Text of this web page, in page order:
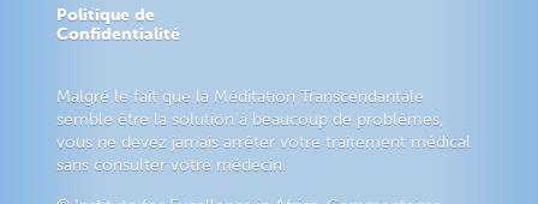
Politique de
Confidentialité
Malgré le fait que la Méditation Transcendantale
semble être la solution à beaucoup de problèmes,
vous ne devez jamais arrêter votre traitement médical
sans consulter votre médecin.